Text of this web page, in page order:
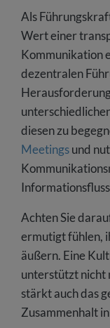
Als
Wert einer
Kommunikation
dezentralen
diesen zu
Meetingsund
Achten Sie
ermutigt fühlen,
äußern. Eine
unterstützt nicht
stärkt auch das
Zusammenhalt